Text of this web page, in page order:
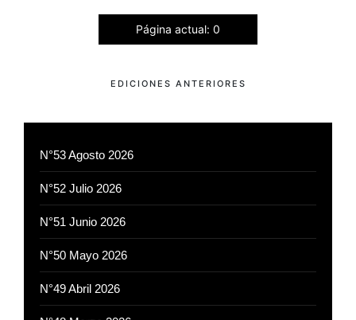
Página actual: 0
EDICIONES ANTERIORES
N°53 Agosto 2026
N°52 Julio 2026
N°51 Junio 2026
N°50 Mayo 2026
N°49 Abril 2026